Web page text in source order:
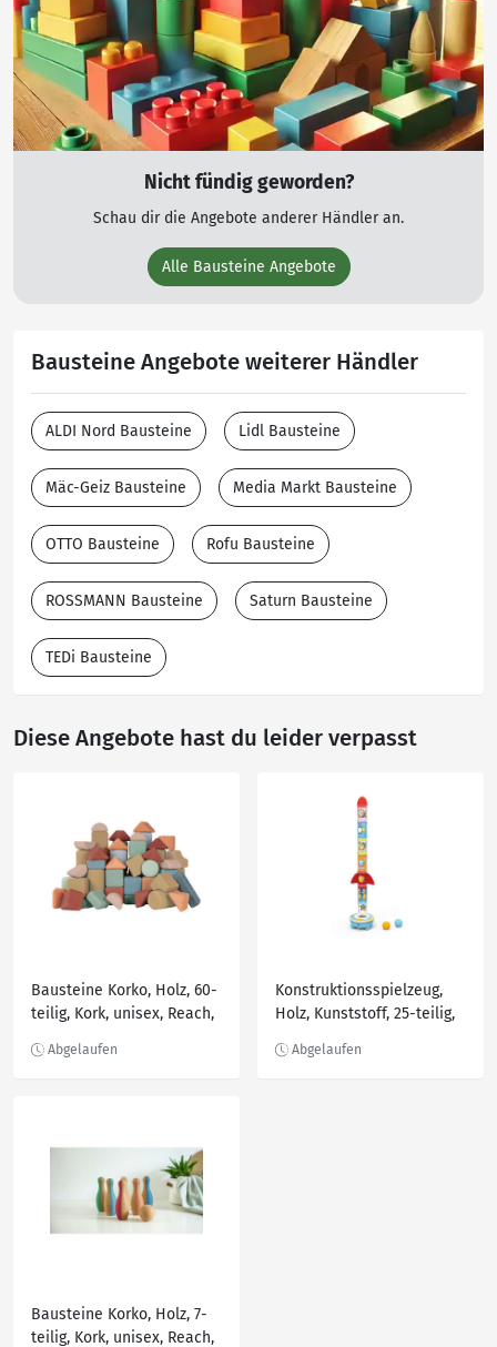
Nicht fündig geworden?
Schau dir die Angebote anderer Händler an.
Alle Bausteine Angebote
Bausteine Angebote weiterer Händler
ALDI Nord Bausteine Lidl Bausteine
Mäc-Geiz Bausteine Media Markt Bausteine
OTTO Bausteine Rofu Bausteine
ROSSMANN Bausteine Saturn Bausteine
TEDi Bausteine
Diese Angebote hast du leider verpasst
Bausteine Korko, Holz, 60-
teilig, Kork, unisex, Reach,
transportierbar, Spielzeug,
Konstruktionsspielzeug,
Holz, Kunststoff, 25-teilig,
Reach, EN 71, Spielzeug,
Bausteine Korko, Holz, 7-
teilig, Kork, unisex, Reach,